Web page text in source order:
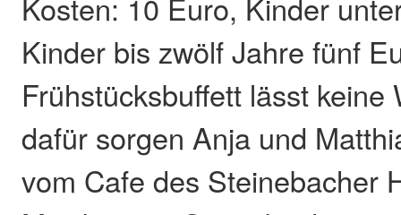
Kinder bis zwölf Jahre fünf
Frühstücksbuffett lässt keine
dafür sorgen Anja und
vom Cafe des Steinebacher